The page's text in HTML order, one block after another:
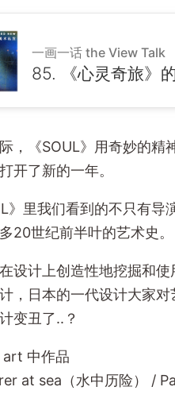
一画一话 the View Talk
85. 《心灵奇旅》
，《SOUL》用奇妙的精
开了新的一年。
》里我们看到的不只有导
20世纪前半叶的艺术史。
设计上创造性地挖掘和
，日本的一代设计大家
变丑了..？
中作品
at sea（水中历险） /